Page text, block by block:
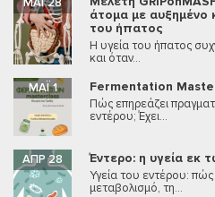
άτομα με αυξημένο
του ήπατος
ΜΆΙ 28
Η υγεία του ήπατος
και όταν...
Fermentation
ΜΆΙ 1
Πώς επηρεάζει
εντέρου; Έχει...
Έντερο: η υγεία εκ
ΑΠΡ 28
Υγεία του εντέρου:
μεταβολισμό, τη...